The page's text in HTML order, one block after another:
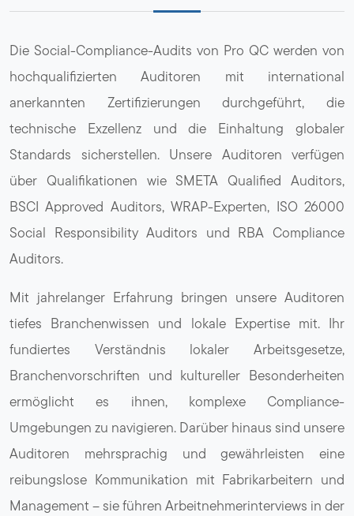
Die Social-Compliance-Audits von Pro QC werden von
hochqualifizierten Auditoren mit international
anerkannten Zertifizierungen durchgeführt, die
technische Exzellenz und die Einhaltung globaler
Standards sicherstellen. Unsere Auditoren verfügen
über Qualifikationen wie SMETA Qualified Auditors,
BSCI Approved Auditors, WRAP-Experten, ISO 26000
Social Responsibility Auditors und RBA Compliance
Auditors.
Mit jahrelanger Erfahrung bringen unsere Auditoren
tiefes Branchenwissen und lokale Expertise mit. Ihr
fundiertes Verständnis lokaler Arbeitsgesetze,
Branchenvorschriften und kultureller Besonderheiten
ermöglicht es ihnen, komplexe Compliance-
Umgebungen zu navigieren. Darüber hinaus sind unsere
Auditoren mehrsprachig und gewährleisten eine
reibungslose Kommunikation mit Fabrikarbeitern und
Management – sie führen Arbeitnehmerinterviews in der